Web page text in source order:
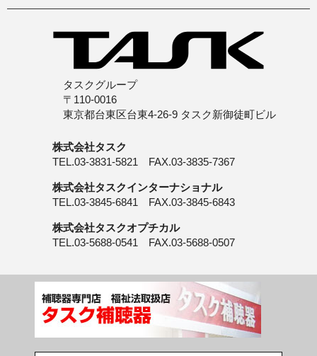
タスクグループ
〒110-0016
東京都台東区台東4-26-9 タスク新御徒町ビル
株式会社タスク
TEL.03-3831-5821 FAX.03-3835-7367
株式会社タスクインターナショナル
TEL.03-3845-6841 FAX.03-3845-6843
株式会社タスクオプチカル
TEL.03-5688-0541 FAX.03-5688-0507